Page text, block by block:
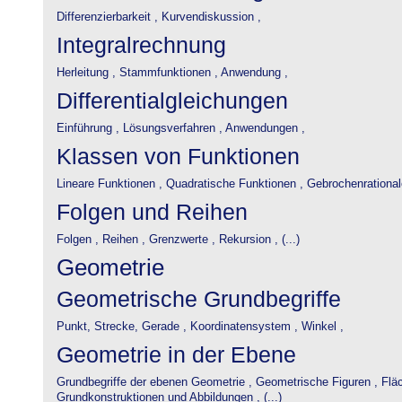
Differenzierbarkeit , Kurvendiskussion ,
Integralrechnung
Herleitung , Stammfunktionen , Anwendung ,
Differentialgleichungen
Einführung , Lösungsverfahren , Anwendungen ,
Klassen von Funktionen
Lineare Funktionen , Quadratische Funktionen ,
Folgen und Reihen
Folgen , Reihen , Grenzwerte , Rekursion , (...)
Geometrie
Geometrische Grundbegriffe
Punkt, Strecke, Gerade , Koordinatensystem , Winkel ,
Geometrie in der Ebene
Grundbegriffe der ebenen Geometrie , Geometrische Figuren ,
Grundkonstruktionen und Abbildungen , (...)